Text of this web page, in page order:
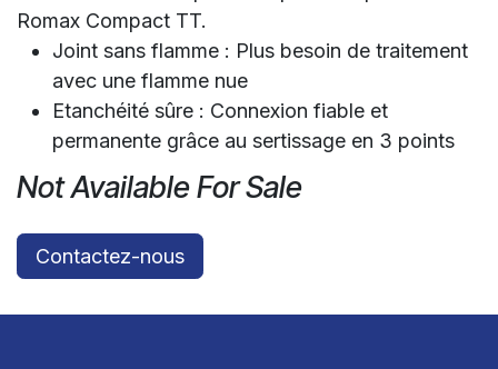
Romax Compact TT.
Joint sans flamme : Plus besoin de traitement
avec une flamme nue
Etanchéité sûre : Connexion fiable et
permanente grâce au sertissage en 3 points
Not Available For Sale
Contactez-nous